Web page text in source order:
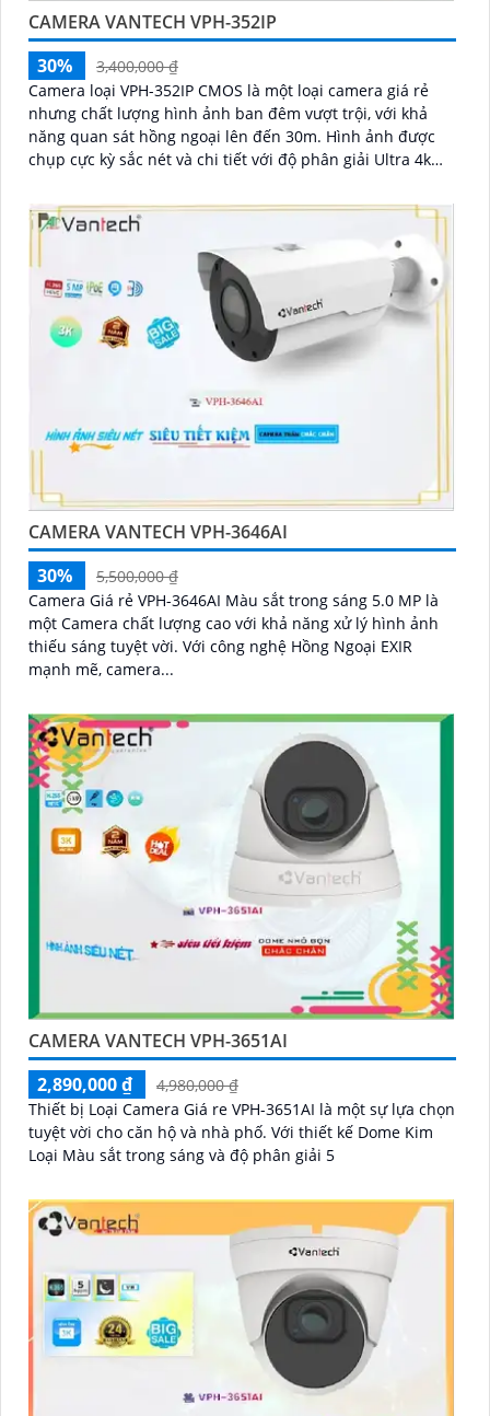
CAMERA VANTECH VPH-352IP
30%
3,400,000 ₫
Camera loại VPH-352IP CMOS là một loại camera giá rẻ
nhưng chất lượng hình ảnh ban đêm vượt trội, với khả
năng quan sát hồng ngoại lên đến 30m. Hình ảnh được
chụp cực kỳ sắc nét và chi tiết với độ phân giải Ultra 4k
CAMERA VANTECH VPH-3646AI
30%
5,500,000 ₫
Camera Giá rẻ VPH-3646AI Màu sắt trong sáng 5.0 MP là
một Camera chất lượng cao với khả năng xử lý hình ảnh
thiếu sáng tuyệt vời. Với công nghệ Hồng Ngoại EXIR
mạnh mẽ, camera...
CAMERA VANTECH VPH-3651AI
2,890,000 ₫
4,980,000 ₫
Thiết bị Loại Camera Giá re VPH-3651AI là một sự lựa chọn
tuyệt vời cho căn hộ và nhà phố. Với thiết kế Dome Kim
Loại Màu sắt trong sáng và độ phân giải 5